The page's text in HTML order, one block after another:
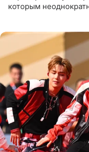
которым